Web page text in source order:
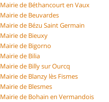
Mairie de Béthancourt en Vaux
Mairie de Beuvardes
Mairie de Bézu Saint Germain
Mairie de Bieuxy
Mairie de Bigorno
Mairie de Bilia
Mairie de Billy sur Ourcq
Mairie de Blanzy lès Fismes
Mairie de Blesmes
Mairie de Bohain en Vermandois